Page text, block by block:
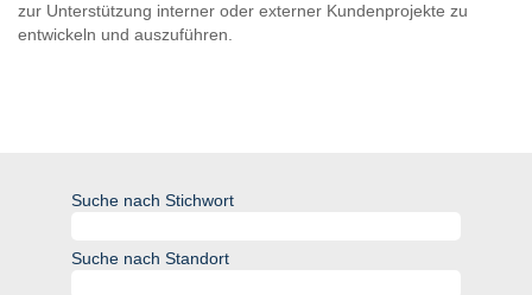
zur Unterstützung interner oder externer Kundenprojekte zu
entwickeln und auszuführen.
Suche nach Stichwort
Suche nach Standort